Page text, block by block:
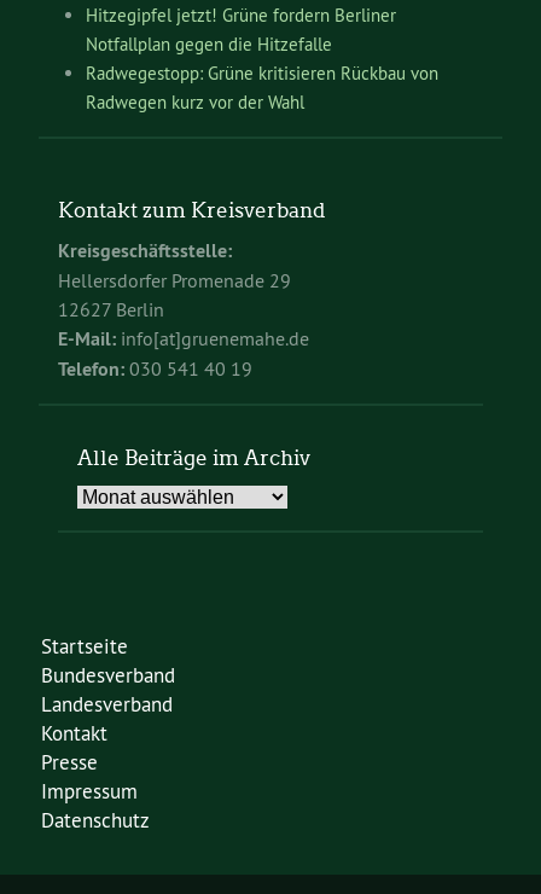
Hitzegipfel jetzt! Grüne fordern Berliner
Notfallplan gegen die Hitzefalle
Radwegestopp: Grüne kritisieren Rückbau von
Radwegen kurz vor der Wahl
Kontakt zum Kreisverband
Kreisgeschäftsstelle:
Hellersdorfer Promenade 29
12627 Berlin
E-Mail: info[at]gruenemahe.de
Telefon: 030 541 40 19
Alle Beiträge im Archiv
Alle
Startseite
Bundesverband
Landesverband
Kontakt
Presse
Impressum
Datenschutz